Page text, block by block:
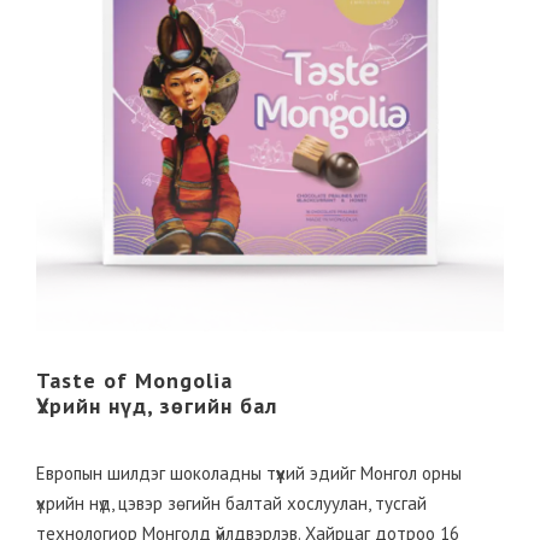
Taste of Mongolia
Үхрийн нүд, зөгийн бал
Европын шилдэг шоколадны түүхий эдийг Монгол орны
үхрийн нүд, цэвэр зөгийн балтай хослуулан, тусгай
технологиор Монголд үйлдвэрлэв. Хайрцаг дотроо 16